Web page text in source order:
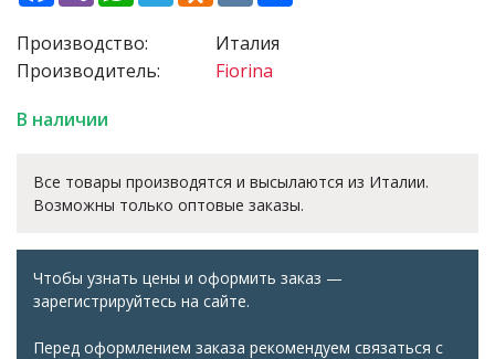
Производство:
Производитель:
Италия
Fiorina
В наличии
Все товары производятся и высылаются из Италии.
Возможны только оптовые заказы.
Чтобы узнать цены и оформить заказ —
зарегистрируйтесь на сайте.
Перед оформлением заказа рекомендуем связаться с